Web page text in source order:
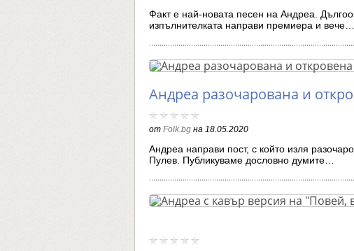
Факт е най-новата песен на Андреа.
изпълнителката направи премиера и вече…
Андреа разочарована и
от Folk.bg на 18.05.2020
Андреа направи пост, с който изля
Пулев. Публикуваме дословно думите…